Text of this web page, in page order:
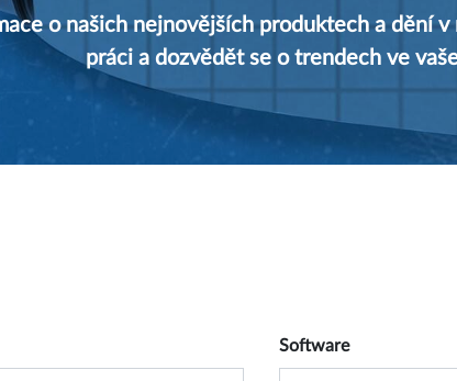
o našich nejnovějších produktech a dění
práci a dozvědět se o trendech ve
form Software